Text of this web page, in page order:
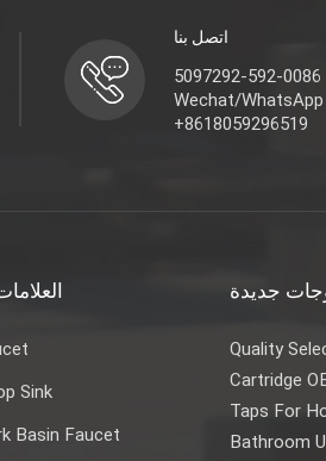
اتصل بنا
Wechat/WhatsApp
+8618059296519
Sink
Basin Faucet
جديدة
Quality
Cartridge
Taps For
Bathroom